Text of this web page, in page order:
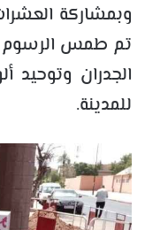
وبمشاركة
تم طمس الرسوم
الجدران وتوحيد
للمدينة.